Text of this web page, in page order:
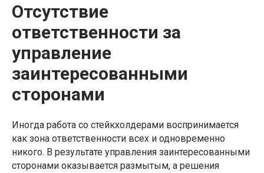
Отсутствие
ответственности за
управление
заинтересованными
сторонами
Иногда работа со стейкхолдерами воспринимается
как зона ответственности всех и одновременно
никого. В результате управления заинтересованными
сторонами оказывается размытым, а решения